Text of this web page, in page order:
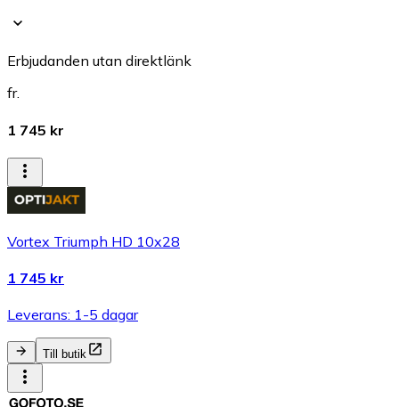
Erbjudanden utan direktlänk
fr.
1 745 kr
Vortex Triumph HD 10x28
1 745 kr
Leverans: 1-5 dagar
Till butik